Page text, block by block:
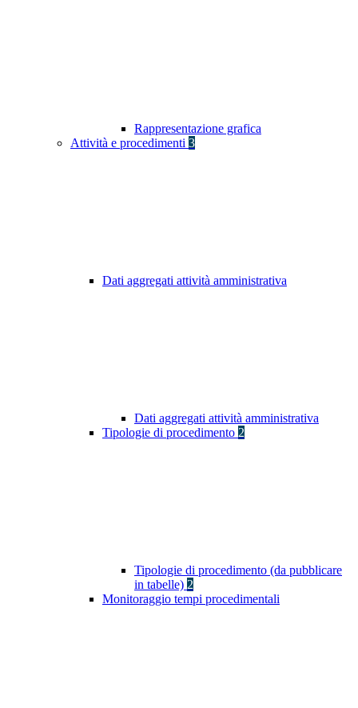
Rappresentazione grafica
Attività e procedimenti 3
Dati aggregati attività amministrativa
Dati aggregati attività amministrativa
Tipologie di procedimento 2
Tipologie di procedimento (da pubblicare
in tabelle) 2
Monitoraggio tempi procedimentali